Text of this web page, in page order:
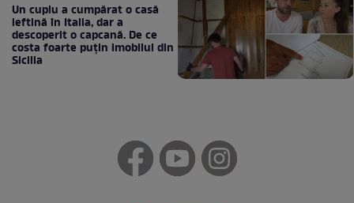
Un cuplu a cumpărat o casă
ieftină în Italia, dar a
descoperit o capcană. De ce
costa foarte puțin imobilul din
Sicilia